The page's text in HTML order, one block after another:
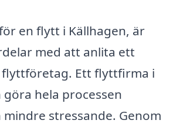
en flytt i Källhagen, är
med att anlita ett
Ett flyttfirma i
göra hela processen
stressande. Genom